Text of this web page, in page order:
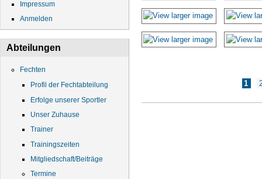
Impressum
Anmelden
Abteilungen
Fechten
Profil der Fechtabteilung
Erfolge unserer Sportler
Unser Zuhause
Trainer
Trainingszeiten
Mitgliedschaft/Beiträge
Termine
1